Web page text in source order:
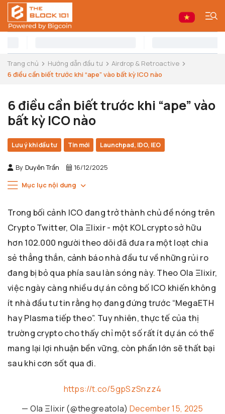
Trang chủ Hướng dẫn đầu tư
Airdrop & Retroactive
6 điều cần biết trước khi “ape” vào bất kỳ ICO nào
6 điều cần biết trước khi “ape” vào
bất kỳ ICO nào
Lưu ý khi đầu tư Tin mới Launchpad, IDO, IEO
By Duyên Trần 16/12/2025
Mục lục nội dung
Trong bối cảnh ICO đang trở thành chủ đề nóng trên
Crypto Twitter, Ola Ξlixir - một KOL crypto sở hữu
hơn 102.000 người theo dõi đã đưa ra một loạt chia
sẻ thẳng thắn, cảnh báo nhà đầu tư về những rủi ro
đang bị bỏ qua phía sau làn sóng này. Theo Ola Ξlixir,
việc ngày càng nhiều dự án công bố ICO khiến không
ít nhà đầu tư tin rằng họ đang đứng trước “MegaETH
hay Plasma tiếp theo”. Tuy nhiên, thực tế của thị
trường crypto cho thấy chỉ một số rất ít dự án có thể
mang lại lợi nhuận bền vững, còn phần lớn sẽ thất bại
sau khi cơn sốt qua đi.
https://t.co/5gpSzSnzz4
— Ola Ξlixir (@thegreatola) December 15, 2025